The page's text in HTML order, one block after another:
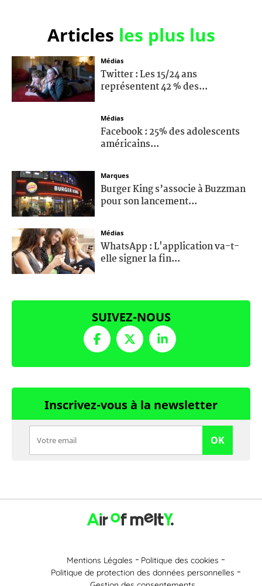
Articles les plus lus
Médias
Twitter : Les 15/24 ans
représentent 42 % des...
Médias
Facebook : 25% des adolescents
américains...
Marques
Burger King s’associe à Buzzman
pour son lancement...
Médias
WhatsApp : L'application va-t-
elle signer la fin...
SUIVEZ-NOUS
Inscrivez-vous à la newsletter
OK
Mentions Légales
Politique des cookies
Politique de protection des données personnelles